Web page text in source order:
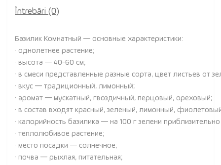
Întrebări (0)
Базилик Комнатный — основные характеристики:
· однолетнее растение;
· высота — 40-60 см;
· в смеси представленные разные сорта, цвет листьев от
· вкус — традиционный, лимонный;
· аромат — мускатный, гвоздичный, перцовый, ореховый;
· в состав входят красный, зеленый, лимонный,
· калорийность базилика — на 100 г зелени
· теплолюбивое растение;
· место посадки — солнечное;
· почва — рыхлая, питательная;